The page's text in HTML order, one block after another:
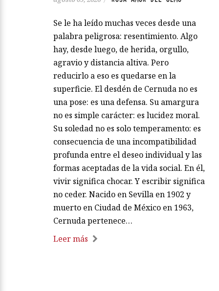
Se le ha leído muchas veces desde una
palabra peligrosa: resentimiento. Algo
hay, desde luego, de herida, orgullo,
agravio y distancia altiva. Pero
reducirlo a eso es quedarse en la
superficie. El desdén de Cernuda no es
una pose: es una defensa. Su amargura
no es simple carácter: es lucidez moral.
Su soledad no es solo temperamento: es
consecuencia de una incompatibilidad
profunda entre el deseo individual y las
formas aceptadas de la vida social. En él,
vivir significa chocar. Y escribir significa
no ceder. Nacido en Sevilla en 1902 y
muerto en Ciudad de México en 1963,
Cernuda pertenece…
Leer más